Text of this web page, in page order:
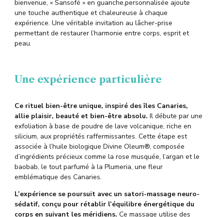
bienvenue, « Sansofé » en guanche,personnalisée ajoute
une touche authentique et chaleureuse à chaque
expérience. Une véritable invitation au lâcher-prise
permettant de restaurer l’harmonie entre corps, esprit et
peau.
Une expérience particulière
Ce rituel bien-être unique, inspiré des îles Canaries,
allie plaisir, beauté et bien-être absolu. Il débute par une
exfoliation à base de poudre de lave volcanique, riche en
silicium, aux propriétés raffermissantes. Cette étape est
associée à l’huile biologique Divine Oleum®, composée
d’ingrédients précieux comme la rose musquée, l’argan et le
baobab, le tout parfumé à la Plumeria, une fleur
emblématique des Canaries.
L’expérience se poursuit avec un satori-massage neuro-
sédatif, conçu pour rétablir l’équilibre énergétique du
corps en suivant les méridiens. Ce massage utilise des